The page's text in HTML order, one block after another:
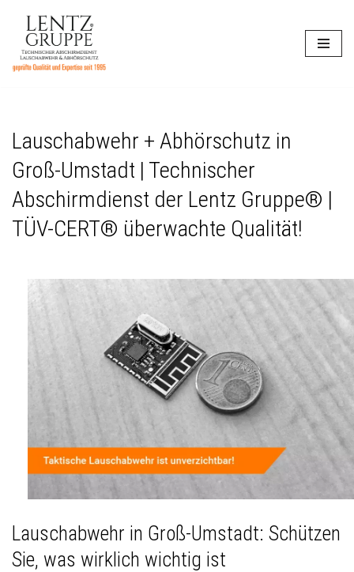
Zum
Inhalt
Lauschabwehr + Abhörschutz in
Groß-Umstadt | Technischer
Abschirmdienst der Lentz Gruppe® |
TÜV-CERT® überwachte Qualität!
Lauschabwehr in Groß-Umstadt: Schützen
Sie, was wirklich wichtig ist